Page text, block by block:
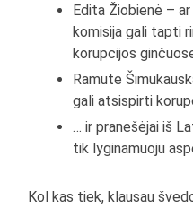
Edita Žiobienė –
komisija gali tapti
korupcijos
Ramutė
gali atsispirti
… ir pranešėjai iš
tik lyginamuoju
Kol kas tiek, klausau